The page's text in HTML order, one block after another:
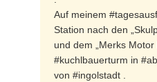
Auf meinem
Station nach den
und dem „Merks
#kuchlbauerturm in
von #ingolstadt .